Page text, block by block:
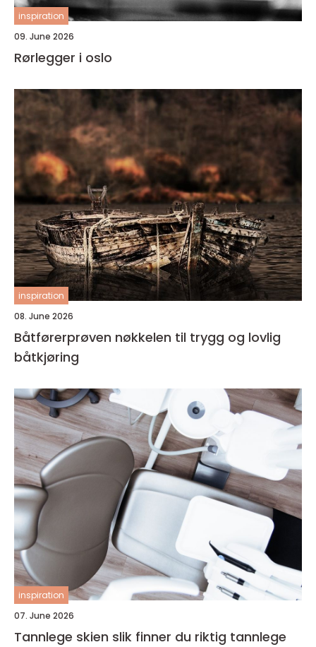
inspiration
09. June 2026
Rørlegger i oslo
inspiration
08. June 2026
Båtførerprøven nøkkelen til trygg og lovlig
båtkjøring
inspiration
07. June 2026
Tannlege skien slik finner du riktig tannlege